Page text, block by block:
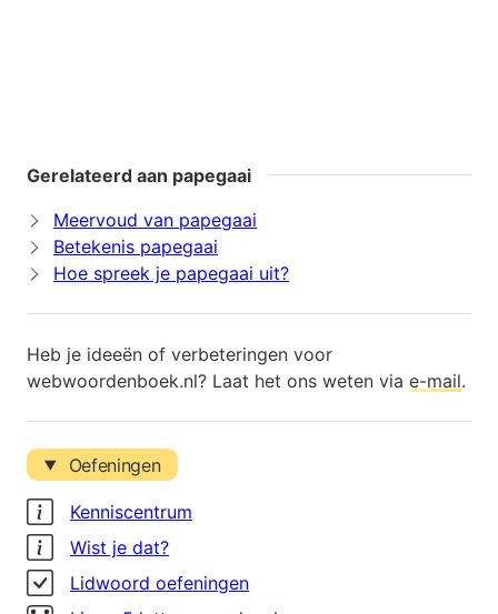
Gerelateerd aan papegaai
Meervoud van papegaai
Betekenis papegaai
Hoe spreek je papegaai uit?
Heb je ideeën of verbeteringen voor
webwoordenboek.nl? Laat het ons weten via e-mail.
Oefeningen
Kenniscentrum
Wist je dat?
Lidwoord oefeningen